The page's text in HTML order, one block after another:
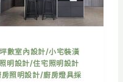
數室內設計/小宅裝潢
明設計/住宅照明設計
房照明設計/廚房燈具採